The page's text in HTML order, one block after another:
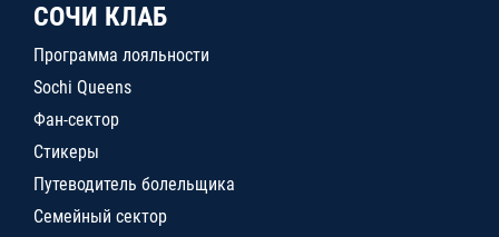
СОЧИ КЛАБ
Программа лояльности
Sochi Queens
Фан-сектор
Стикеры
Путеводитель болельщика
Семейный сектор